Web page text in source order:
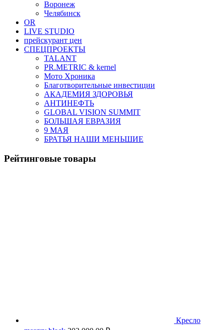
Воронеж
Челябинск
OR
LIVE STUDIO
прейскурант цен
СПЕЦПРОЕКТЫ
TALANT
PR.METRIC & kernel
Мото Хроника
Благотворительные инвестиции
АКАДЕМИЯ ЗДОРОВЬЯ
АНТИНЕФТЬ
GLOBAL VISION SUMMIT
БОЛЬШАЯ ЕВРАЗИЯ
9 МАЯ
БРАТЬЯ НАШИ МЕНЬШИЕ
Рейтинговые товары
Кресло